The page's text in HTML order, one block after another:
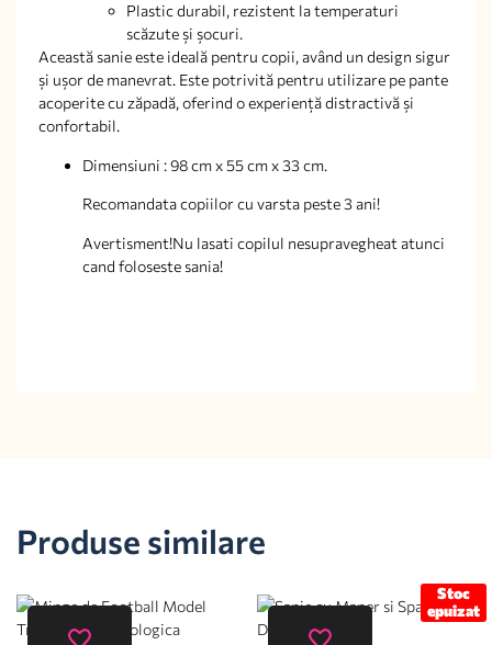
Plastic durabil, rezistent la temperaturi
scăzute și șocuri.
Această sanie este ideală pentru copii, având un design sigur
și ușor de manevrat. Este potrivită pentru utilizare pe pante
acoperite cu zăpadă, oferind o experiență distractivă și
confortabil.
Dimensiuni : 98 cm x 55 cm x 33 cm.
Recomandata copiilor cu varsta peste 3 ani!
Avertisment!Nu lasati copilul nesupravegheat atunci
cand foloseste sania!
Produse similare
Stoc
epuizat